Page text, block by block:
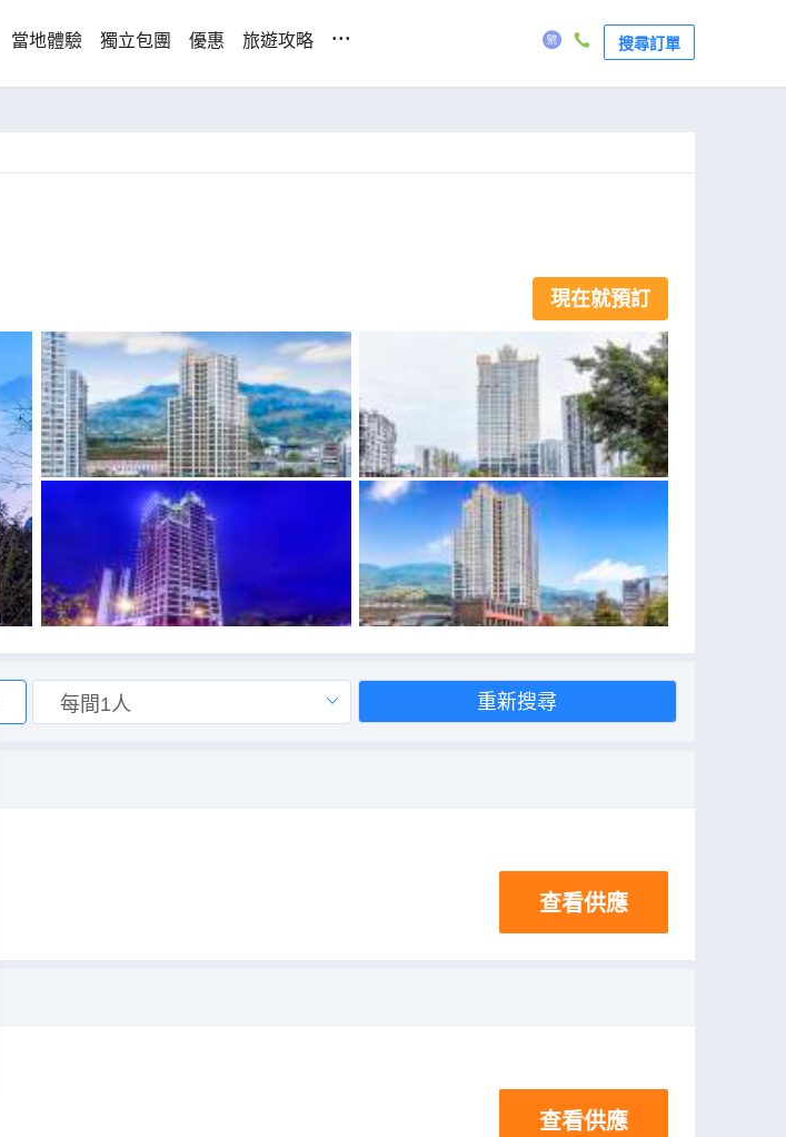
當地體驗 獨立包團 優惠 旅遊攻略 ... 搜尋訂單
現在就預訂
重新搜尋
查看供應
查看供應